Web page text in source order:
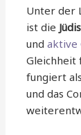
Unter der
ist die
undaktive
Gleichheit
fungiert
und das